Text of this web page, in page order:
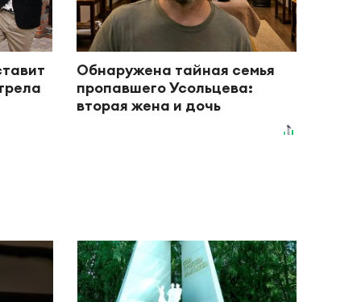
Обнаружена тайная семья
пропавшего Усольцева:
вторая жена и дочь